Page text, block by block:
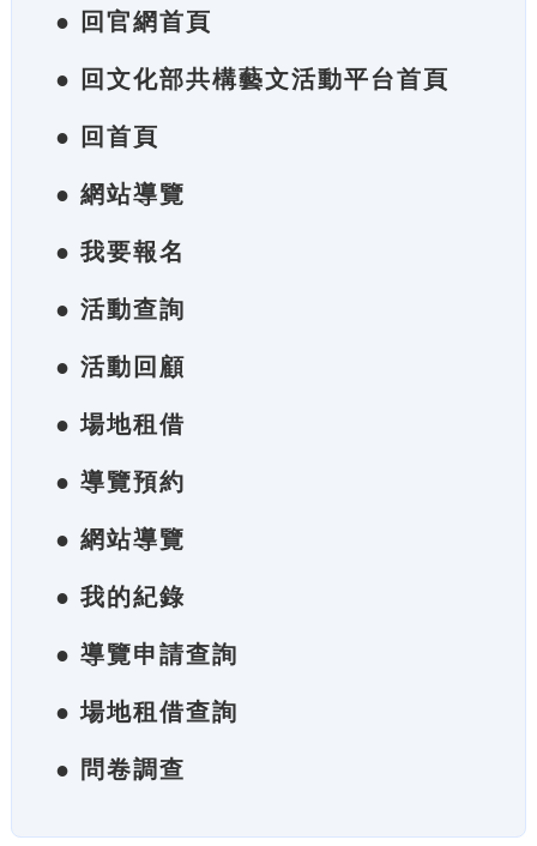
● 回官網首頁
● 回文化部共構藝文活動平台首頁
● 回首頁
● 網站導覽
● 我要報名
● 活動查詢
● 活動回顧
● 場地租借
● 導覽預約
● 網站導覽
● 我的紀錄
● 導覽申請查詢
● 場地租借查詢
● 問卷調查